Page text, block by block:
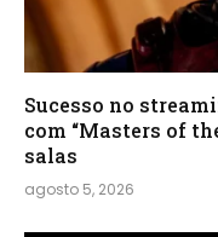
Sucesso no
com “Masters of
salas
agosto 5, 2026